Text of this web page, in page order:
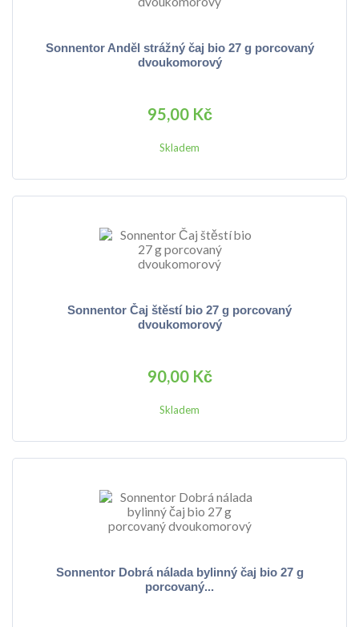
Sonnentor Anděl strážný čaj bio 27 g porcovaný
dvoukomorový
95,00 Kč
Skladem
Sonnentor Čaj štěstí bio 27 g porcovaný
dvoukomorový
90,00 Kč
Skladem
Sonnentor Dobrá nálada bylinný čaj bio 27 g
porcovaný...